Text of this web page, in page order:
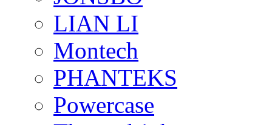
LIAN LI
Montech
PHANTEKS
Powercase